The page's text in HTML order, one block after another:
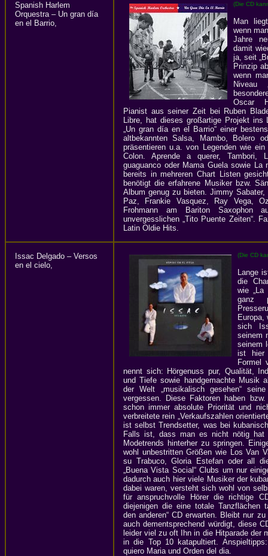
Spanish Harlem
Orquestra – Un gran día
en el Barrio,
(Die CD
Man
wenn
Jahre
damit
ja, seit
Prinzip
wenn
Niveau
Oscar
Pianist aus seiner Zeit bei Ruben
Libre, hat dieses großartige Projekt ins
„Un gran día en el Barrio“ einer
altbekannten Salsa, Mambo, Bolero
präsentieren u.a. von Legenden wie
Colon. Aprende a querer, Tambori,
guaguanco oder Mama Guela sowie
bereits in mehreren Chart Listen
benötigt die erfahrene Musiker bzw.
Album genug zu bieten. Jimmy
Paz, Frankie Vasquez, Ray Vega,
Frohmann am Bariton Saxophon
unvergesslichen „Tito Puente Zeiten“.
Latin Oldie Hits.
Issac Delgado – Versos
en el cielo,
(Die CD
Lange
die
wie
ganz
Europa,
sich
seinem
seinem
ist hier
Formel
nennt sich: Hörgenuss pur, Qualität,
und Tiefe sowie handgemachte Musik
der Welt „musikalisch gesehen“
vergessen. Diese Faktoren haben
schon immer absolute Priorität und
verbreitete rein „Verkaufszahlen
ist selbst Trendsetter, was bei
Falls ist, dass man es nicht nötig hat
Modetrends hinterher zu springen.
wohl unbestritten Größen wie Los Van
su Trabuco, Gloria Estefan oder all
„Buena Vista Social“ Clubs um nur
dadurch auch hier viele Musiker der
dabei waren, versteht sich wohl von
für anspruchvolle Hörer die richtige
diejenigen die eine totale Tanzflächen
den anderen“ CD erwarten. Bleibt nur
auch dementsprechend würdigt, diese
leider viel zu oft Ihn in die Hitparade der
in die Top 10 katapultiert.
quiero Maria und Orden del dia.